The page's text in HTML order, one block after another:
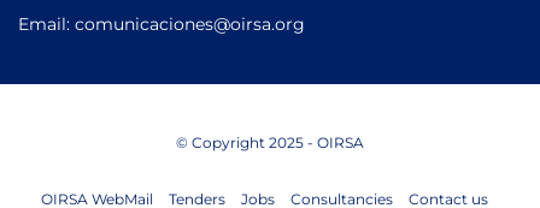
Email: comunicaciones@oirsa.org
© Copyright 2025 - OIRSA
OIRSA WebMail Tenders Jobs Consultancies Contact us